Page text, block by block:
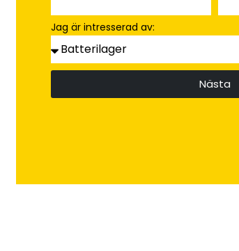
Jag är intresserad av:
Nästa